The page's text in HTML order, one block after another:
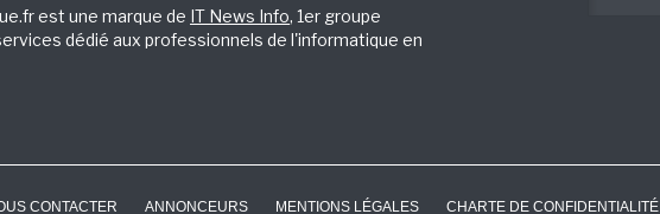
est une marque de IT News Info, 1er groupe
dédié aux professionnels de l'informatique en
CONTACTER ANNONCEURS MENTIONS LÉGALES CHARTE DE CONFIDENTIALITÉ